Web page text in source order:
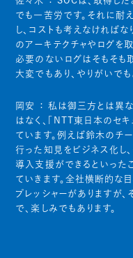
でも一苦労です。それに耐
し、コストも考えなければな
のアーキテクチャやログを
必要のないログはそもそも
大変でもあり、やりがいでも
岡安 ： 私は御三方とは異
はなく、「NTT東日本のセ
ています。例えば鈴木のチ
行った知見をビジネス化し
導入支援ができるといった
ていきます。全社横断的な
プレッシャーがありますが
で、楽しみでもあります。